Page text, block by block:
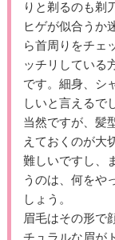
りと剃るのも剃
ヒゲが似合うか
ら首周りをチェ
ッチリしている
です。細身、シ
しいと言えるで
当然ですが、髪
えておくのが大
難しいですし、
うのは、何をや
しょう。
眉毛はその形で